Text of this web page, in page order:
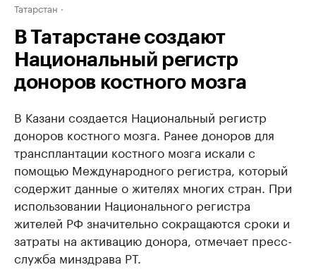
Татарстан
В Татарстане создают
Национальный регистр
доноров костного мозга
В Казани создается Национальный регистр
доноров костного мозга. Ранее доноров для
трансплантации костного мозга искали с
помощью Международного регистра, который
содержит данные о жителях многих стран. При
использовании Национального регистра
жителей РФ значительно сокращаются сроки и
затраты на активацию донора, отмечает пресс-
служба минздрава РТ.